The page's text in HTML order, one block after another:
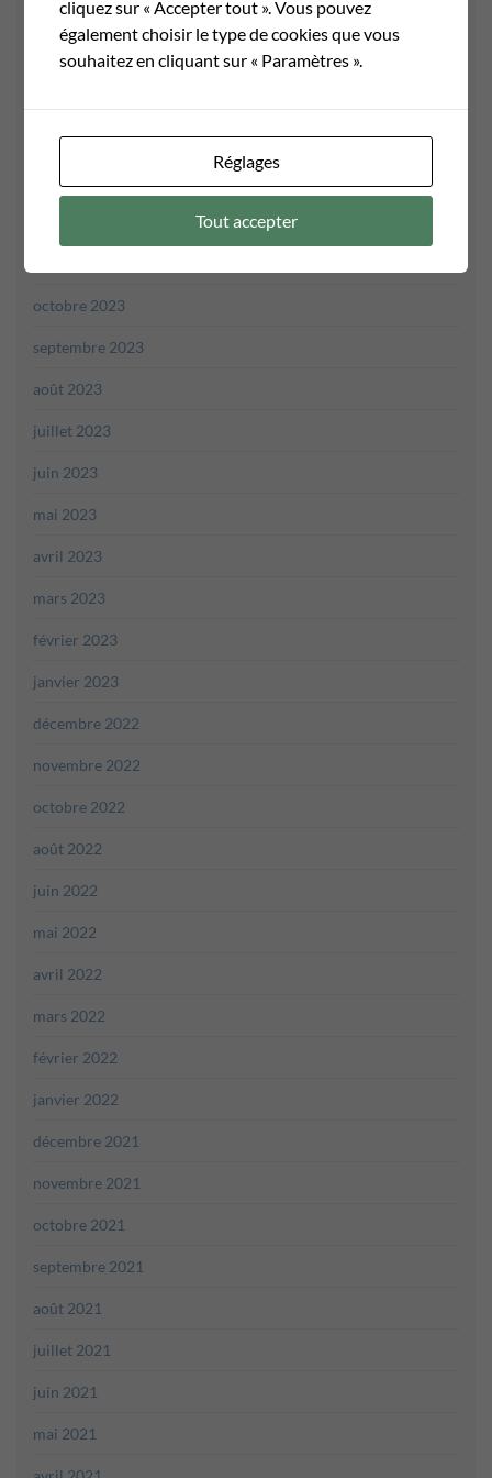
mai 2024
avril 2024
février 2024
janvier 2024
octobre 2023
septembre 2023
août 2023
juillet 2023
juin 2023
mai 2023
avril 2023
mars 2023
février 2023
janvier 2023
décembre 2022
novembre 2022
octobre 2022
août 2022
juin 2022
mai 2022
avril 2022
mars 2022
février 2022
janvier 2022
décembre 2021
novembre 2021
octobre 2021
septembre 2021
août 2021
juillet 2021
juin 2021
mai 2021
cliquez sur « Accepter tout ». Vous pouvez
également choisir le type de cookies que vous
souhaitez en cliquant sur « Paramètres ».
Réglages
Tout accepter